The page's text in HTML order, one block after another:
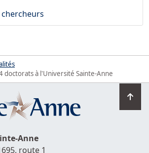
doctorats à l'Université Sainte-Anne
en
Anne
route 1